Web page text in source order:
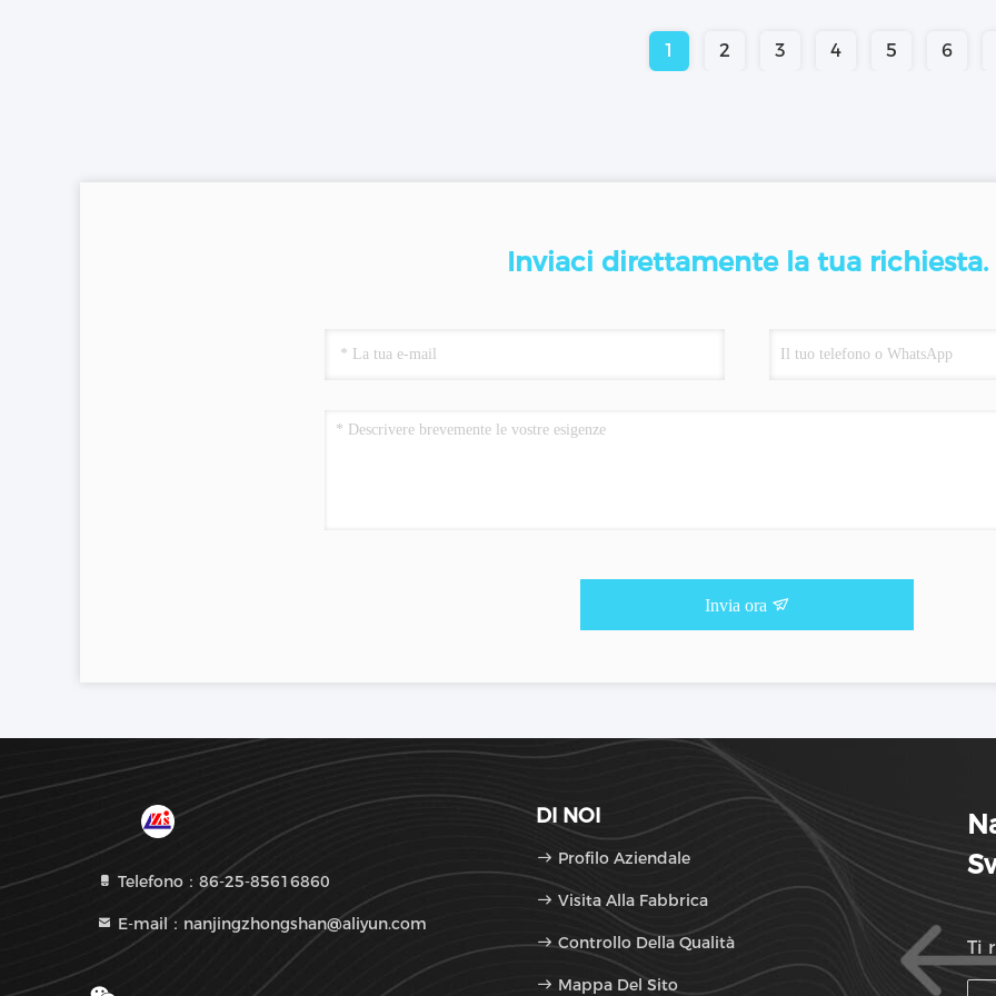
1 2 3 4 5 6
Inviaci direttamente la tua richiesta.
Invia ora
Telefono：86-25-85616860
E-mail：nanjingzhongshan@aliyun.com
DI NOI
Profilo Aziendale
Visita Alla Fabbrica
Controllo Della Qualità
Mappa Del Sito
Ti